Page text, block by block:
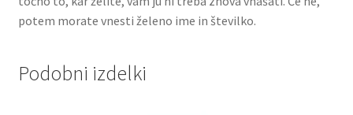
potem morate vnesti želeno ime in številko.
Podobni izdelki